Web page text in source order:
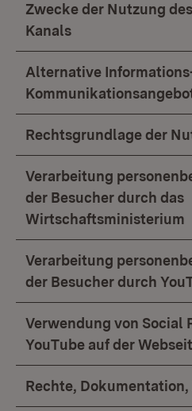
Zwecke der Nutzung
Kanals
Alternative
Rechtsgrundlage der
Verarbeitung
der Besucher durch das
Wirtschaftsministerium
Verarbeitung
der Besucher durch
Verwendung von Social
YouTube auf der
Rechte,